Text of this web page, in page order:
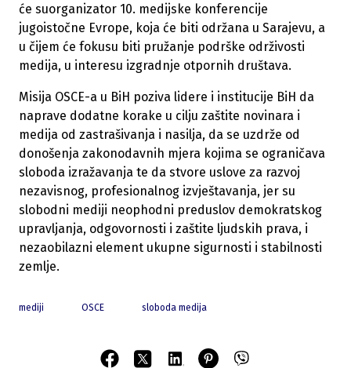
će suorganizator 10. medijske konferencije
jugoistočne Evrope, koja će biti održana u Sarajevu, a
u čijem će fokusu biti pružanje podrške održivosti
medija, u interesu izgradnje otpornih društava.
Misija OSCE-a u BiH poziva lidere i institucije BiH da
naprave dodatne korake u cilju zaštite novinara i
medija od zastrašivanja i nasilja, da se uzdrže od
donošenja zakonodavnih mjera kojima se ograničava
sloboda izražavanja te da stvore uslove za razvoj
nezavisnog, profesionalnog izvještavanja, jer su
slobodni mediji neophodni preduslov demokratskog
upravljanja, odgovornosti i zaštite ljudskih prava, i
nezaobilazni element ukupne sigurnosti i stabilnosti
zemlje.
mediji OSCE sloboda medija